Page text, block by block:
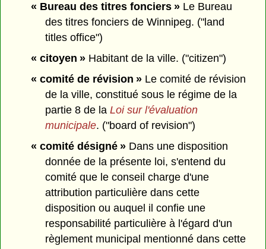
« Bureau des titres fonciers »Le Bureau
des titres fonciers de Winnipeg. ("land
titles office")
« citoyen »Habitant de la ville. ("citizen")
« comité de révision »Le comité de révision
de la ville, constitué sous le régime de la
partie 8 de laLoi sur l'évaluation
municipale. ("board of revision")
« comité désigné »Dans une disposition
donnée de la présente loi, s'entend du
comité que le conseil charge d'une
attribution particulière dans cette
disposition ou auquel il confie une
responsabilité particulière à l'égard d'un
règlement municipal mentionné dans cette